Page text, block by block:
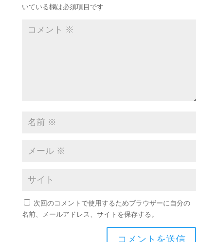
いている欄は必須項目です
次回のコメントで使用するためブラウザーに自分の
名前、メールアドレス、サイトを保存する。